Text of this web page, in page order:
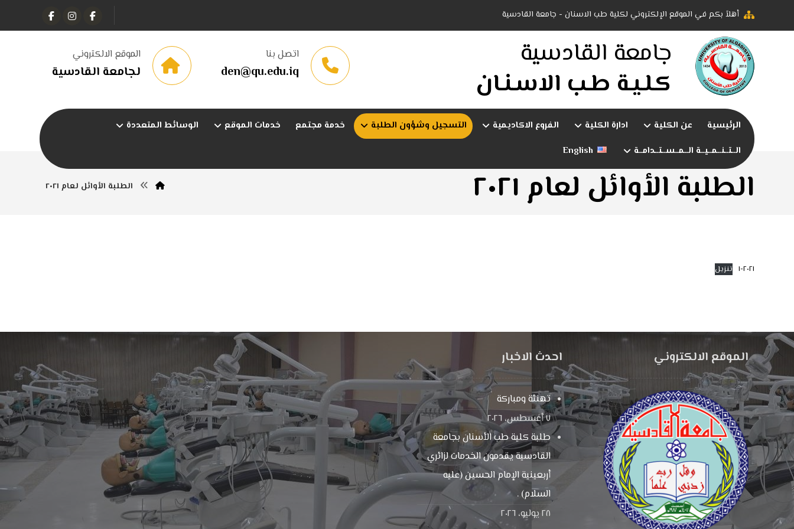
أهلاً بكم في الموقع الإلكتروني لكلية طب الاسنان - جامعة القادسية
جامعة القادسية
كـلـيـة طـب الاسـنـان
الموقع الالكتروني
لجامعة القادسية
اتصل بنا
den@qu.edu.iq
الرئيسية عن الكلية ادارة الكلية الفروع الاكاديمية التسجيل وشؤون الطلبة خدمة مجتمع خدمات الموقع
الوسائط المتعددة
الــتــنــمــيــة الــمــســتــدامــة
English
الطلبة الأوائل لعام ٢٠٢١ الطلبة الأوائل لعام ٢٠٢١
٢٠٢١-١ تنزيل
الموقع الالكتروني احدث الاخبار
تهنئة ومباركة
٧ أغسطس، ٢٠٢٦
طلبة كلية طب الأسنان بجامعة
القادسية يقدمون الخدمات لزائري
أربعينية الإمام الحسين (عليه
السلام) .
٢٨ يوليو، ٢٠٢٦